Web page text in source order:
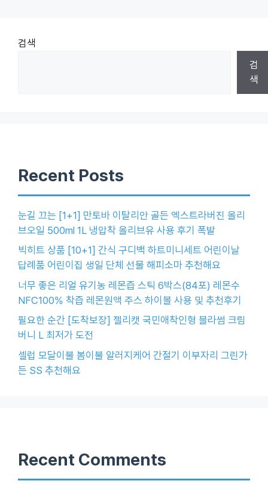
검색
검
색
Recent Posts
눈길 끄는 [1+1] 만토바 이탈리안 골든 엑스트라버진 올리
브오일 500ml 1L 냉압착 올리브유 사용 후기 폭발
빅히트 상품 [10+1] 간식 구디백 하트미니세트 어린이날
답례품 어린이집 생일 단체 선물 해피소마 추천해요
너무 좋은 리얼 유기농 레몬즙 스틱 6박스(84포) 레몬수
NFC100% 착즙 레몬원액 주스 하이볼 사용 및 추천후기
필요한 순간 [도착보장] 젤리캣 국민애착인형 블라썸 크림
버니 L 최저가 도전
셀럽 모달이불 봄이불 알러지케어 간절기 이부자리 그린가
든 SS 추천해요
Recent Comments